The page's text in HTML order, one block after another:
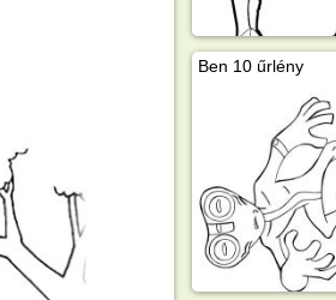
Ben 10 űrlény